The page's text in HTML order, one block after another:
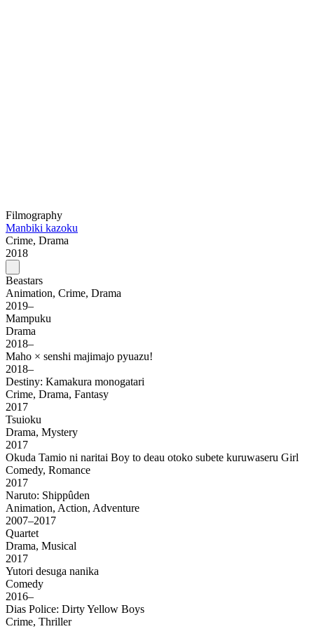
Filmography
Manbiki kazoku
Crime, Drama
2018
Beastars
Animation, Crime, Drama
2019–
Mampuku
Drama
2018–
Maho × senshi majimajo pyuazu!
2018–
Destiny: Kamakura monogatari
Crime, Drama, Fantasy
2017
Tsuioku
Drama, Mystery
2017
Okuda Tamio ni naritai Boy to deau otoko subete kuruwaseru Girl
Comedy, Romance
2017
Naruto: Shippûden
Animation, Action, Adventure
2007–2017
Quartet
Drama, Musical
2017
Yutori desuga nanika
Comedy
2016–
Dias Police: Dirty Yellow Boys
Crime, Thriller